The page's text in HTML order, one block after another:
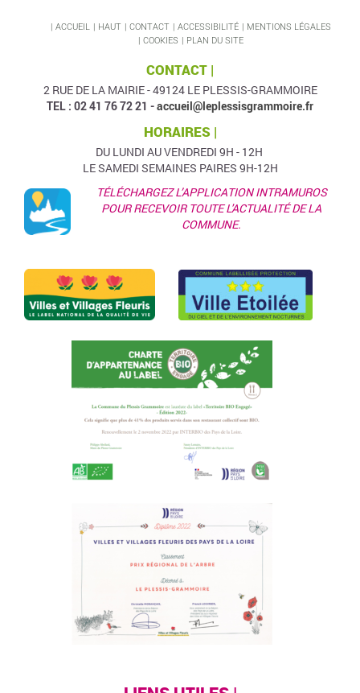
ACCUEIL HAUT CONTACT ACCESSIBILITÉ
MENTIONS LÉGALES
COOKIES
PLAN DU SITE
CONTACT |
2 RUE DE LA MAIRIE - 49124 LE PLESSIS-GRAMMOIRE
TEL : 02 41 76 72 21 -accueil@leplessisgrammoire.fr
HORAIRES |
DU LUNDI AU VENDREDI 9H - 12H
LE SAMEDI SEMAINES PAIRES 9H-12H
TÉLÉCHARGEZ L’APPLICATION INTRAMUROS
POUR RECEVOIR TOUTE L'ACTUALITÉ DE LA
COMMUNE.